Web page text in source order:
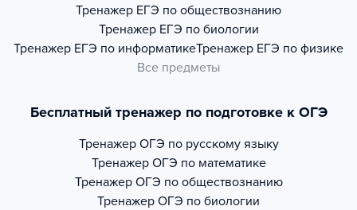
Тренажер ЕГЭ по обществознанию
Тренажер ЕГЭ по биологии
Тренажер ЕГЭ по информатикеТренажер ЕГЭ по физике
Все предметы
Бесплатный тренажер по подготовке к ОГЭ
Тренажер ОГЭ по русскому языку
Тренажер ОГЭ по математике
Тренажер ОГЭ по обществознанию
Тренажер ОГЭ по биологии